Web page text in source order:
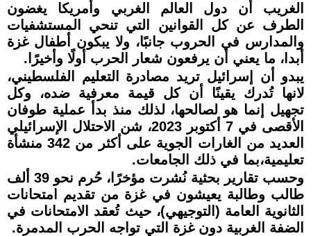
الغريب أن دول العالم الغربي وأمريكا يغضون
الطرف عن كل القوانين التي تنحي المستشفيات
والمدارس في الحروب جانبًا، ولا يبكون أطفال غزة
أبدا، ما يعني أن يرفعون شعار الحرب أولًا وأخيرًا.
يبدو أن إسرائيل تريد مصادرة التعليم الفلسطيني،
لانها تُدرك يقينًا أن كل قيمة معرفية ضده، وكل
تجهيل إنما هو لصالحها، لذلك منذ بدأ عملية طوفان
الأقصى في 7 أكتوبر 2023، شن الاحتلال الإسرائيلي
العديد من الغارات الجوية على أكثر من 342 منشأة
تعليمية،بما في ذلك الجامعات.
وحسب تقارير بحثية نُشرت مؤخرًا، حُرم نحو 39 ألف
طالب وطالبة يعيشون في غزة من تقديم امتحانات
الثانوية العامة (التوجيهي)، حيث تُعقد الامتحانات في
الضفة الغربية دون غزة التي تواجه الحرب المدمرة.